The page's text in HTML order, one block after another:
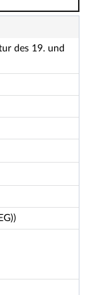
des 19. und